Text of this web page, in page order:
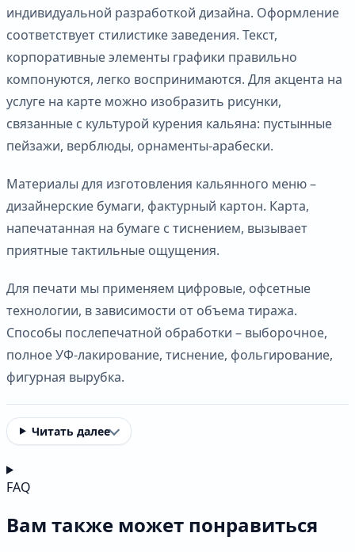
индивидуальной разработкой дизайна. Оформление
соответствует стилистике заведения. Текст,
корпоративные элементы графики правильно
компонуются, легко воспринимаются. Для акцента на
услуге на карте можно изобразить рисунки,
связанные с культурой курения кальяна: пустынные
пейзажи, верблюды, орнаменты-арабески.
Материалы для изготовления кальянного меню –
дизайнерские бумаги, фактурный картон. Карта,
напечатанная на бумаге с тиснением, вызывает
приятные тактильные ощущения.
Для печати мы применяем цифровые, офсетные
технологии, в зависимости от объема тиража.
Способы послепечатной обработки – выборочное,
полное УФ-лакирование, тиснение, фольгирование,
фигурная вырубка.
Читать далее
FAQ
Вам также может понравиться